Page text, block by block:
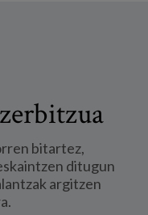
bitartez,
ditugun
argitzen